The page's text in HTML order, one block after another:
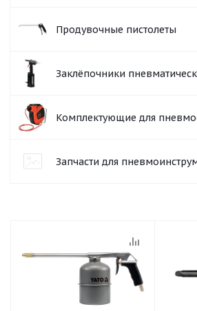
Продувочные пистолеты
Заклёпочники
Комплектующие для
Запчасти для